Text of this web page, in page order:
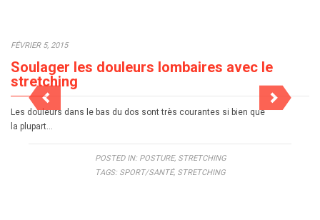
FÉVRIER 5, 2015
Soulager les douleurs lombaires avec le
stretching
Les douleurs dans le bas du dos sont très courantes si bien que
la plupart…
POSTED IN: POSTURE, STRETCHING
TAGS: SPORT/SANTÉ, STRETCHING